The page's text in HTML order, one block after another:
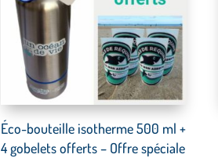
Éco-bouteille isotherme 500 ml +
4 gobelets offerts – Offre spéciale